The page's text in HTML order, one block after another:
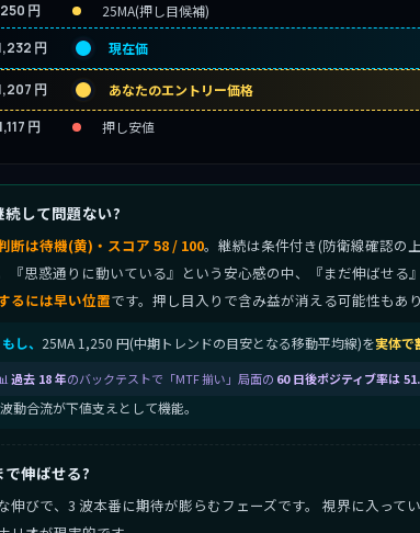
円 25MA(押し目候補)
円 現在価
円 あなたのエントリー価格
円 押し安値
続して問題ない?
断は待機(黄)・スコア 58 / 100。継続は条件付き(防衛線確認の
『思惑通りに動いている』という安心感の中、『まだ伸ばせる
るには早い位置です。押し目入りで含み益が消える可能性もあ
もし、 25MA 1,250 円(中期トレンドの目安となる移動平均線)を実体で
過去 18 年のバックテストで「MTF 揃い」局面の 60 日後ポジティブ率は
動合流が下値支えとして機能。
で伸ばせる?
伸びで、3 波本番に期待が膨らむフェーズです。 視界に入って